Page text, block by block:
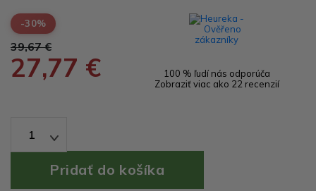
-30%
39,67 €
27,77 €
100 % ľudí nás odporúča
Zobraziť viac ako 22 recenzií
1